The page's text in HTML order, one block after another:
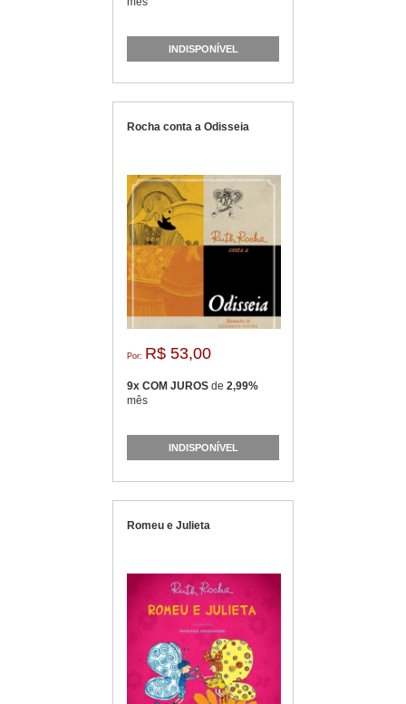
INDISPONÍVEL
Rocha conta a Odisseia
Por: R$ 53,00
9x COM JUROS de 2,99%
mês
INDISPONÍVEL
Romeu e Julieta